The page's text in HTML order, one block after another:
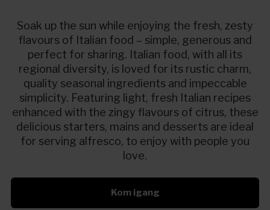
Prøv en måned gratis
Soak up the sun while enjoying the fresh, zesty
flavours of Italian food – simple, generous and
perfect for sharing. Italian food, with all its
regional diversity, is loved for its rustic charm,
quality seasonal ingredients and impeccable
simplicity. Featuring light, fresh Italian recipes
enhanced with the zingy flavours of citrus, these
delicious starters, mains and desserts are ideal
for serving alfresco, to enjoy with people you
love.
Kom igang